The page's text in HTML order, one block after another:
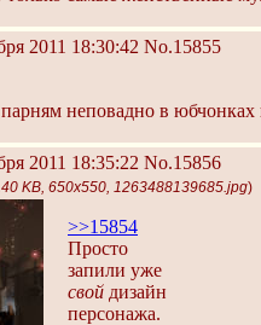
2011 18:30:42 No.15855
неповадно в юбчонках
2011 18:35:22 No.15856
KB, 650x550, 1263488139685.jpg)
>>15854
Просто
запили уже
свой дизайн
персонажа.